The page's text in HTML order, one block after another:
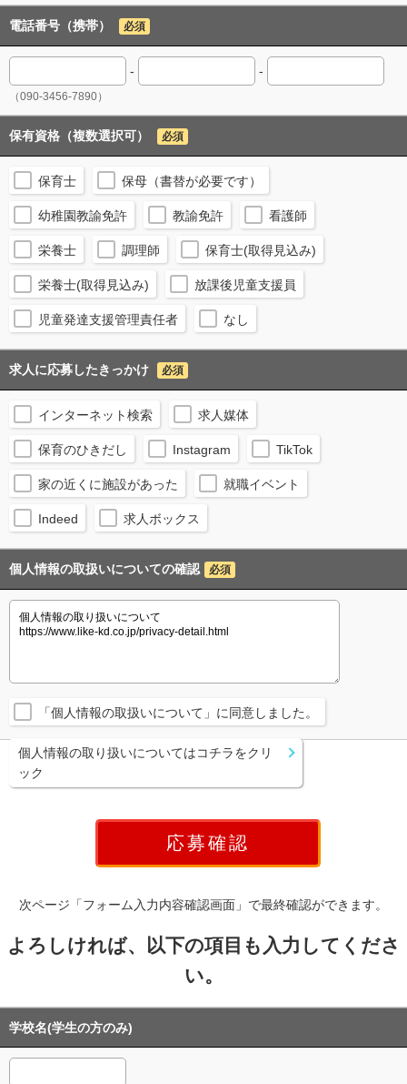
電話番号（携帯） 必須
- -
（090-3456-7890）
保有資格（複数選択可） 必須
保育士 保母（書替が必要です）
幼稚園教諭免許 教諭免許 看護師
栄養士 調理師 保育士(取得見込み)
栄養士(取得見込み) 放課後児童支援員
児童発達支援管理責任者 なし
求人に応募したきっかけ 必須
インターネット検索 求人媒体
保育のひきだし Instagram TikTok
家の近くに施設があった 就職イベント
Indeed 求人ボックス
個人情報の取扱いについての確認 必須
「個人情報の取扱いについて」に同意しました。
個人情報の取り扱いについてはコチラをクリ
ック
次ページ「フォーム入力内容確認画面」で最終確認ができます。
よろしければ、以下の項目も入力してくださ
い。
学校名(学生の方のみ)